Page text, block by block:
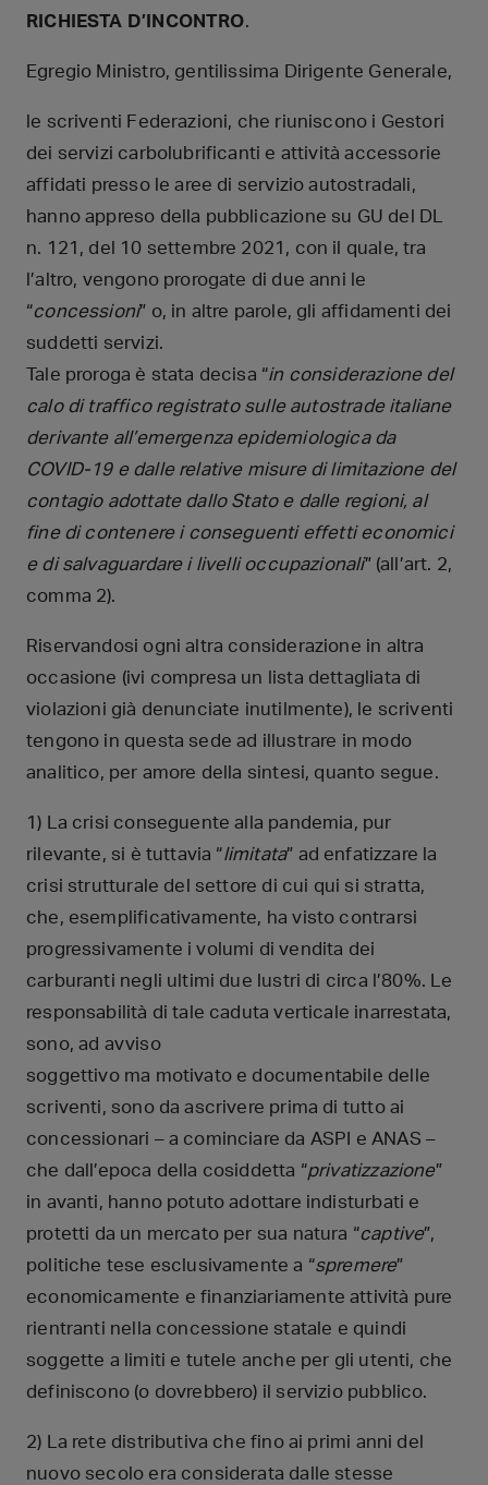
RICHIESTA D’INCONTRO.
Egregio Ministro, gentilissima Dirigente Generale,
le scriventi Federazioni, che riuniscono i Gestori
dei servizi carbolubrificanti e attività accessorie
affidati presso le aree di servizio autostradali,
hanno appreso della pubblicazione su GU del DL
n. 121, del 10 settembre 2021, con il quale, tra
l’altro, vengono prorogate di due anni le
“concessioni” o, in altre parole, gli affidamenti dei
suddetti servizi.
Tale proroga è stata decisa “in considerazione del
calo di traffico registrato sulle autostrade italiane
derivante all’emergenza epidemiologica da
COVID-19 e dalle relative misure di limitazione del
contagio adottate dallo Stato e dalle regioni, al
fine di contenere i conseguenti effetti economici
e di salvaguardare i livelli occupazionali” (all’art. 2,
comma 2).
Riservandosi ogni altra considerazione in altra
occasione (ivi compresa un lista dettagliata di
violazioni già denunciate inutilmente), le scriventi
tengono in questa sede ad illustrare in modo
analitico, per amore della sintesi, quanto segue.
1) La crisi conseguente alla pandemia, pur
rilevante, si è tuttavia “limitata” ad enfatizzare la
crisi strutturale del settore di cui qui si stratta,
che, esemplificativamente, ha visto contrarsi
progressivamente i volumi di vendita dei
carburanti negli ultimi due lustri di circa l’80%. Le
responsabilità di tale caduta verticale inarrestata,
sono, ad avviso
soggettivo ma motivato e documentabile delle
scriventi, sono da ascrivere prima di tutto ai
concessionari – a cominciare da ASPI e ANAS –
che dall’epoca della cosiddetta “privatizzazione”
in avanti, hanno potuto adottare indisturbati e
protetti da un mercato per sua natura “captive”,
politiche tese esclusivamente a “spremere”
economicamente e finanziariamente attività pure
rientranti nella concessione statale e quindi
soggette a limiti e tutele anche per gli utenti, che
definiscono (o dovrebbero) il servizio pubblico.
2) La rete distributiva che fino ai primi anni del
nuovo secolo era considerata dalle stesse